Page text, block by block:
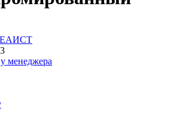
ЕАИСТ
менеджера